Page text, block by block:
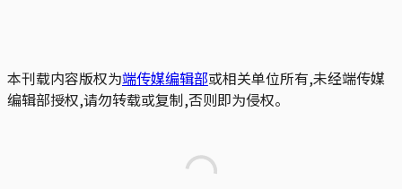
本刊载内容版权为端传媒编辑部或相关单位所有,未经端传媒
编辑部授权,请勿转载或复制,否则即为侵权。